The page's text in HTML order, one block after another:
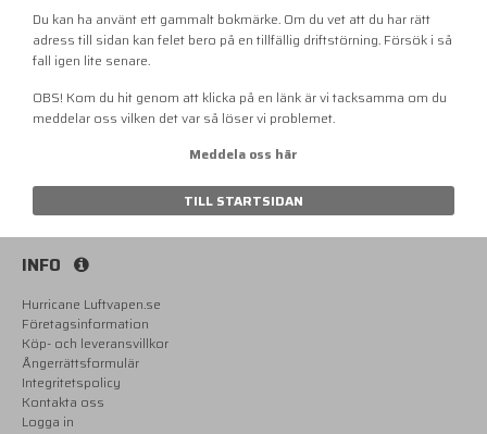
Du kan ha använt ett gammalt bokmärke. Om du vet att du har rätt
adress till sidan kan felet bero på en tillfällig driftstörning. Försök i så
fall igen lite senare.
OBS! Kom du hit genom att klicka på en länk är vi tacksamma om du
meddelar oss vilken det var så löser vi problemet.
Meddela oss här
TILL STARTSIDAN
INFO
Hurricane Luftvapen.se
Företagsinformation
Köp- och leveransvillkor
Ångerrättsformulär
Integritetspolicy
Kontakta oss
Logga in